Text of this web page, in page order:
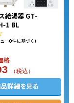
給湯器 GT-
1 BL
ー0件に基づく)
格
（税込）
詳細を見る